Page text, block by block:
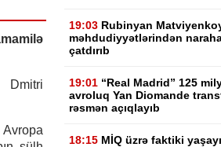
Dmitri
19:03 Rubinyan
məhdudiyyətlərindən
çatdırıb
19:01 “Real Madrid” 125
avroluq Yan Diomande
rəsmən açıqlayıb
18:15 MİQ üzrə faktiki